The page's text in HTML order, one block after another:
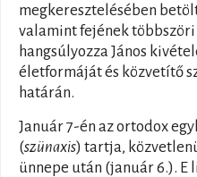
megkeresztelésében
valamint fejének
hangsúlyozza János
életformáját és közvetítő
határán.
Január 7-én az ortodox
(szünaxis) tartja,
ünnepe után (január 6.).